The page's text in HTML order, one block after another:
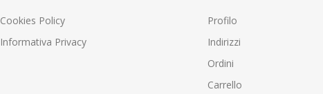
Cookies Policy
Informativa Privacy
Profilo
Indirizzi
Ordini
Carrello